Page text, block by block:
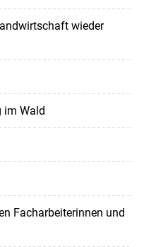
wieder
im Wald
Facharbeiterinnen und